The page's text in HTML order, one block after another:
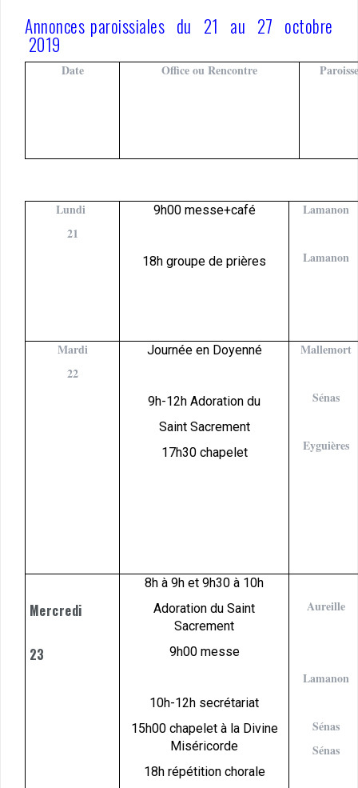
Annonces paroissiales du 21 au 27 octobre
2019
Date Office ou Rencontre Paroisse
Lundi
21
9h00 messe+café
18h groupe de prières
Lamanon
Lamanon
Mardi
22
Journée en Doyenné
9h-12h Adoration du
Saint Sacrement
17h30 chapelet
Mallemort
Sénas
Eyguières
Mercredi
23
8h à 9h et 9h30 à 10h
Adoration du Saint
Sacrement
9h00 messe
10h-12h secrétariat
15h00 chapelet à la Divine
Miséricorde
18h répétition chorale
Aureille
Lamanon
Sénas
Sénas